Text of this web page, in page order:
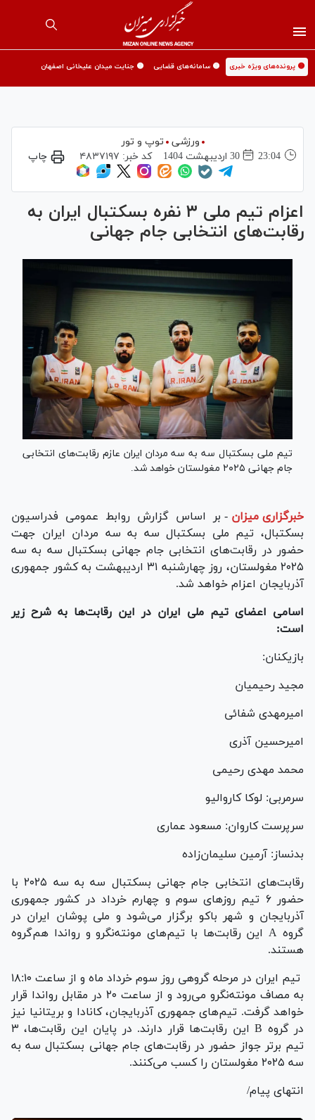
🟡 پرونده‌های ویژه خبری 🟡 سامانه‌های قضایی 🟡 جنایت میدان علیخانی اصفهان
ورزشی
توپ و تور
23:04
30 ارديبهشت 1404 کد خبر: ۴۸۳۷۱۹۷ چاپ
اعزام تیم ملی ۳ نفره بسکتبال ایران به
رقابت‌های انتخابی جام جهانی
تیم ملی بسکتبال سه به سه مردان ایران عازم رقابت‌های انتخابی
جام جهانی ۲۰۲۵ مغولستان خواهد شد.
خبرگزاری میزان - بر اساس گزارش روابط عمومی فدراسیون
بسکتبال، تیم ملی بسکتبال سه به سه مردان ایران جهت
حضور در رقابت‌های انتخابی جام جهانی بسکتبال سه به سه
۲۰۲۵ مغولستان، روز چهارشنبه ۳۱ اردیبهشت به کشور جمهوری
آذربایجان اعزام خواهد شد.
اسامی اعضای تیم ملی ایران در این رقابت‌ها به شرح زیر
است:
بازیکنان:
مجید رحیمیان
امیرمهدی شفائی
امیرحسین آذری
محمد مهدی رحیمی
سرمربی: لوکا کاروالیو
سرپرست کاروان: مسعود عماری
بدنساز: آرمین سلیمان‌زاده
رقابت‌های انتخابی جام جهانی بسکتبال سه به سه ۲۰۲۵ با
حضور ۶ تیم روز‌های سوم و چهارم خرداد در کشور جمهوری
آذربایجان و شهر باکو برگزار می‌شود و ملی پوشان ایران در
گروه A این رقابت‌ها با تیم‌های مونته‌نگرو و رواندا هم‌گروه
هستند.
تیم ایران در مرحله گروهی روز سوم خرداد ماه و از ساعت ۱۸:۱۰
به مصاف مونته‌نگرو می‌رود و از ساعت ۲۰ در مقابل رواندا قرار
خواهد گرفت. تیم‌های جمهوری آذربایجان، کانادا و بریتانیا نیز
در گروه B این رقابت‌ها قرار دارند. در پایان این رقابت‌ها، ۳
تیم برتر جواز حضور در رقابت‌های جام جهانی بسکتبال سه به
سه ۲۰۲۵ مغولستان را کسب می‌کنند.
انتهای پیام/